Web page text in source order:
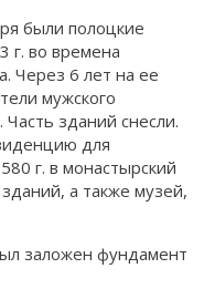
были полоцкие
г. во времена
Через 6 лет на ее
мужского
зданий снесли.
для
г. в монастырский
а также музей,
заложен фундамент